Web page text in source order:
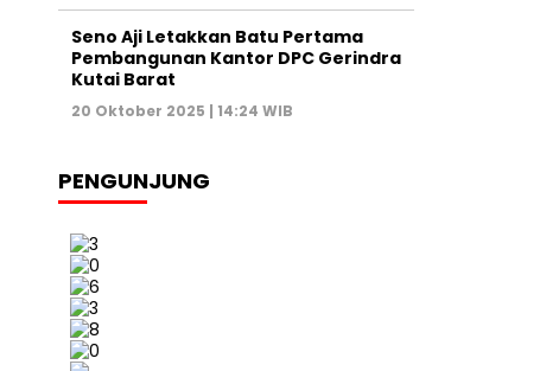
Seno Aji Letakkan Batu Pertama
Pembangunan Kantor DPC Gerindra
Kutai Barat
20 Oktober 2025 | 14:24 WIB
PENGUNJUNG